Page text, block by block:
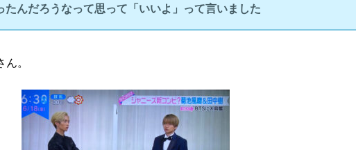
たんだろうなって思って「いいよ」って言いました
。